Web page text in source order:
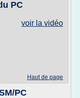
PC
voir la vidéo
Haut de page
PC